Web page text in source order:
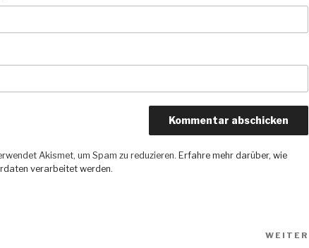
Akismet, um Spam zu reduzieren. Erfahre mehr darüber, wie
verarbeitet werden.
WEITER